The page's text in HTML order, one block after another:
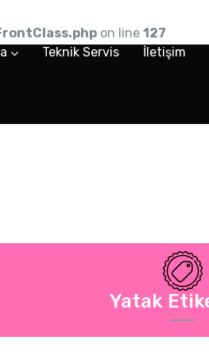
on line 127
Teknik Servis İletişim
Yatak